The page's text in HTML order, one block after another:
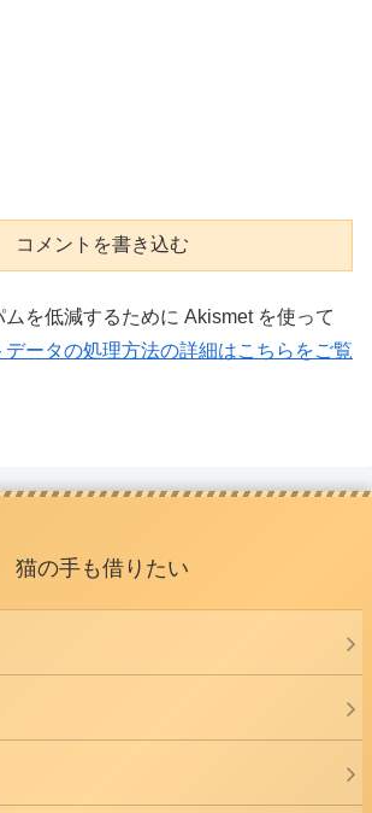
コメントを書き込む
を低減するために Akismet を使って
データの処理方法の詳細はこちらをご覧
猫の手も借りたい